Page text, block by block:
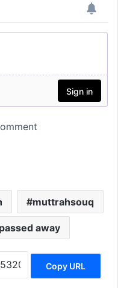
muttrahsouq
away
Copy URL